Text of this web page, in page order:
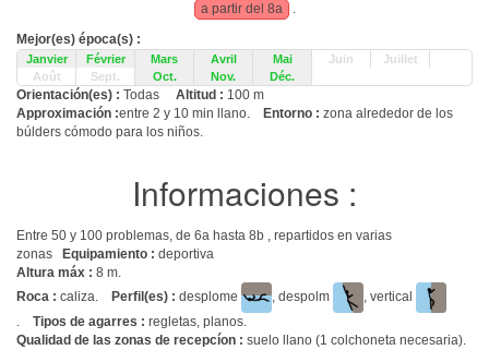
a partir del 8a
.
Mejor(es) época(s) :
Janvier Février Mars Avril Mai Juin
Juillet
Août
Sept. Oct. Nov. Déc.
Orientación(es) : Todas Altitud : 100 m
Approximación :entre 2 y 10 min llano. Entorno : zona alrededor de los
búlders cómodo para los niños.
Informaciones :
Entre 50 y 100 problemas, de 6a hasta 8b , repartidos en varias
zonas
Equipamiento : deportiva
Altura máx : 8 m.
Roca : caliza. Perfil(es) : desplome , despolm
, vertical
. Tipos de agarres : regletas, planos.
Qualidad de las zonas de recepcíon : suelo llano (1 colchoneta necesaria).